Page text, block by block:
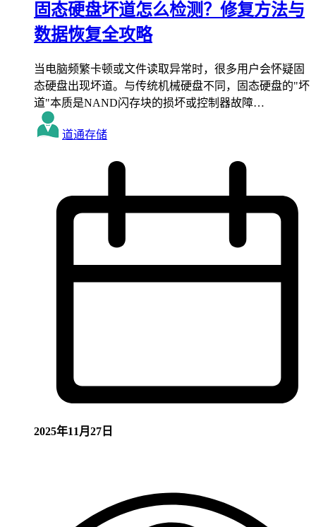
固态硬盘坏道怎么检测？修复方法与
数据恢复全攻略
当电脑频繁卡顿或文件读取异常时，很多用户会怀疑固
态硬盘出现坏道。与传统机械硬盘不同，固态硬盘的"坏
道"本质是NAND闪存块的损坏或控制器故障…
道通存储
2025年11月27日